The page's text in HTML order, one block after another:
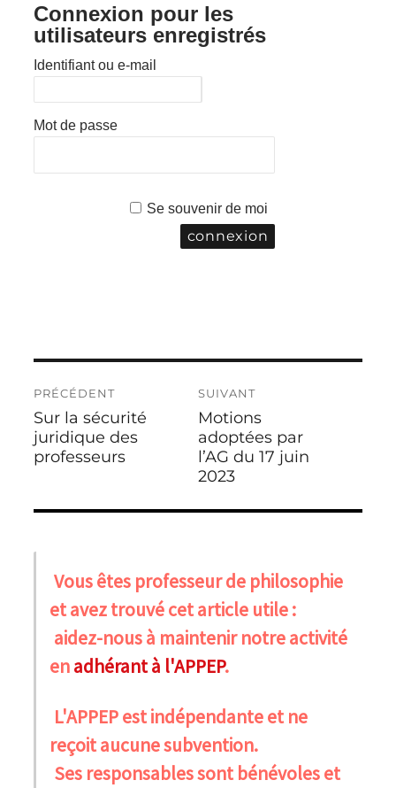
Connexion pour les
utilisateurs enregistrés
Identifiant ou e-mail
Mot de passe
Se souvenir de moi
de
l’article
PRÉCÉDENT
Publication
précédente :
Sur la sécurité
juridique des
professeurs
SUIVANT
Publication
suivante :
Motions
adoptées par
l’AG du 17 juin
2023
Vous êtes professeur de philosophie
et avez trouvé cet article utile :
aidez-nous à maintenir notre activité
enadhérant à l'APPEP.
L'APPEP est indépendante et ne
reçoit aucune subvention.
Ses responsables sont bénévoles et